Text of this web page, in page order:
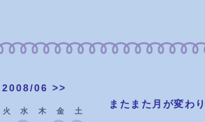
2008/06 >>
火 水 木 金
土
またまた月が変わ